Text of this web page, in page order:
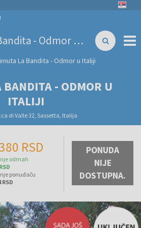
Tenuta La Bandita - Odmor u Italiji
La Bandita - Odmor u Italiji
BANDITA - ODMOR U
ITALIJI
di Valle 32, Sassetta, Italija
RSD
odmah
ponuđaču
RSD
PONUDA
NIJE
DOSTUPNA.